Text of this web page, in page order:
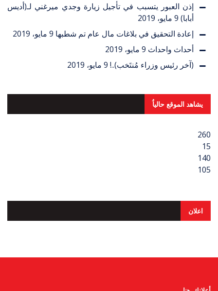
إذن العبور يتسبب في تأجيل زيارة وجدي ميرغني لـ(أديس
أبابا) 9 مايو، 2019
إعادة التحقيق في بلاغات مال عام تم شطبها 9 مايو، 2019
أحداث واحداث 9 مايو، 2019
(آخر رئيس وزراء مُنتَخب)..! 9 مايو، 2019
يشاهد الموقع حالياُ
260
15
140
105
اعلان